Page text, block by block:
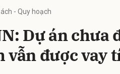
- Quy hoạch
Dự án chưa
được vay